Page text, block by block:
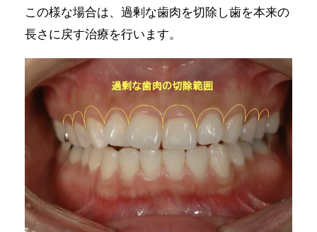
この様な場合は、過剰な歯肉を切除し歯を本来の
長さに戻す治療を行います。